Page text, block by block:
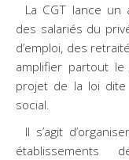
La CGT lance un
des salariés du
d’emploi, des
amplifier partout
projet de la loi dite
social.
Il s’agit
établissements